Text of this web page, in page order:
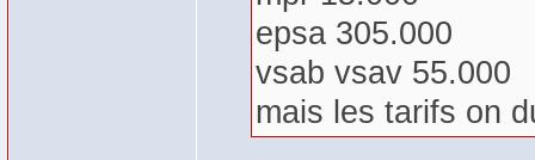
epsa 305.000
vsab vsav 55.000
mais les tarifs on